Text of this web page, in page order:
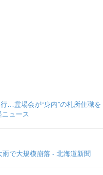
…霊場会が“身内”の札所住職を
ュース
で大規模崩落 - 北海道新聞